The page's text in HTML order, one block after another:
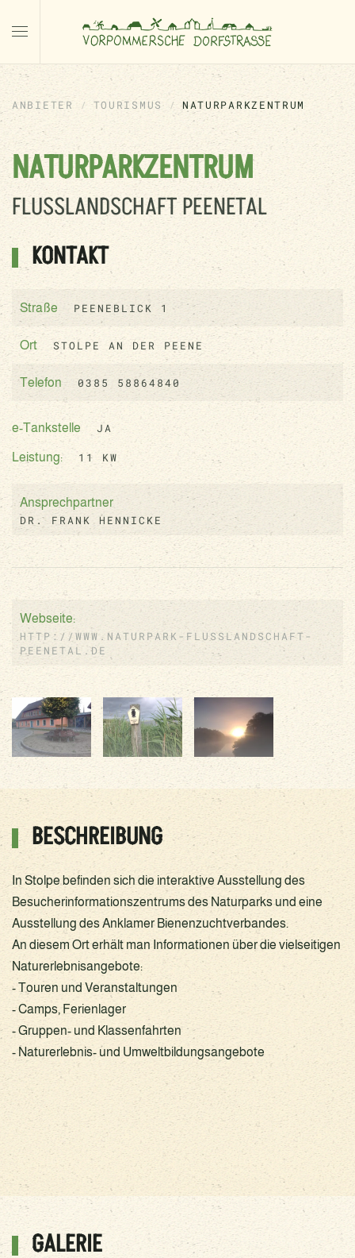
ANBIETER TOURISMUS NATURPARKZENTRUM
NATURPARKZENTRUM
FLUSSLANDSCHAFT PEENETAL
KONTAKT
Straße PEENEBLICK 1
Ort STOLPE AN DER PEENE
Telefon 0385 58864840
e-Tankstelle JA
Leistung: 11 KW
Ansprechpartner
DR. FRANK HENNICKE
Webseite:
HTTP://WWW.NATURPARK-FLUSSLANDSCHAFT-
PEENETAL.DE
BESCHREIBUNG
In Stolpe befinden sich die interaktive Ausstellung des
Besucherinformationszentrums des Naturparks und eine
Ausstellung des Anklamer Bienenzuchtverbandes.
An diesem Ort erhält man Informationen über die vielseitigen
Naturerlebnisangebote:
- Touren und Veranstaltungen
- Camps, Ferienlager
- Gruppen- und Klassenfahrten
- Naturerlebnis- und Umweltbildungsangebote
GALERIE